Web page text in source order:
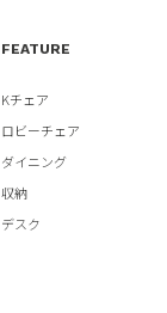
FEATURE
Kチェア
ロビーチェア
ダイニング
収納
デスク